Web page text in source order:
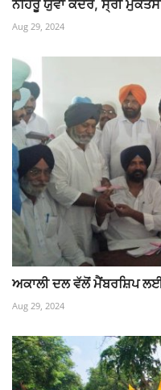
ਨਹਿਰੂ ਯੁਵਾ ਕੇਂਦਰ, ਸ੍ਰੀ
Aug 29, 2024
ਅਕਾਲੀ ਦਲ ਵੱਲੋਂ ਮੈਂਬਰਸ਼ਿਪ
Aug 29, 2024